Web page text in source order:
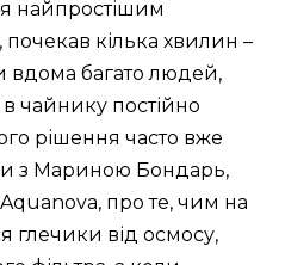
найпростішим
кілька хвилин –
вдома багато людей,
чайнику постійно
рішення часто вже
з Мариною Бондарь,
про те, чим на
глечики від осмосу,